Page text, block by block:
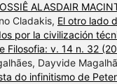
ALASDAIR
Cladakis, El otro lado
por la civilización
Filosofia: v. 14 n. 32
Dayvide
do infinitismo de